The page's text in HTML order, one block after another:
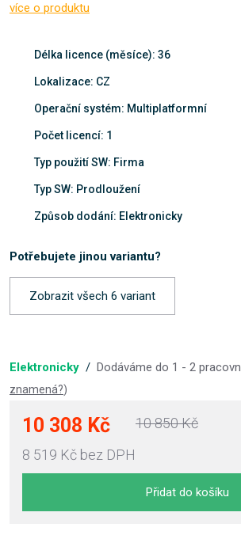
více o produktu
Délka licence (měsíce): 36
Lokalizace: CZ
Operační systém: Multiplatformní
Počet licencí: 1
Typ použití SW: Firma
Typ SW: Prodloužení
Způsob dodání: Elektronicky
Potřebujete jinou variantu?
Zobrazit všech 6 variant
Elektronicky / Dodáváme do 1 - 2
znamená?)
10 308 Kč
8 519 Kč bez DPH
10 850 Kč
Přidat do košíku